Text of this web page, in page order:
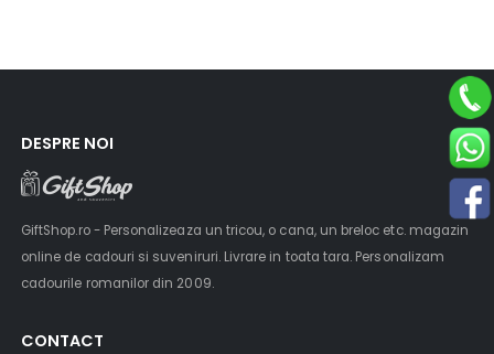
$49.00
Brown Women
Casual HandBag
$49.00
Casual
Blue
DESPRE NOI
GiftShop.ro - Personalizeaza un tricou, o cana, un breloc etc. magazin
online de cadouri si suveniruri. Livrare in toata tara. Personalizam
cadourile romanilor din 2009.
CONTACT